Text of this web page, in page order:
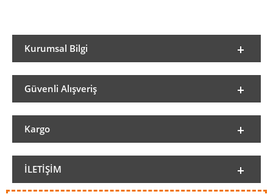
Kurumsal Bilgi
Güvenli Alışveriş
Kargo
İLETIŞIM